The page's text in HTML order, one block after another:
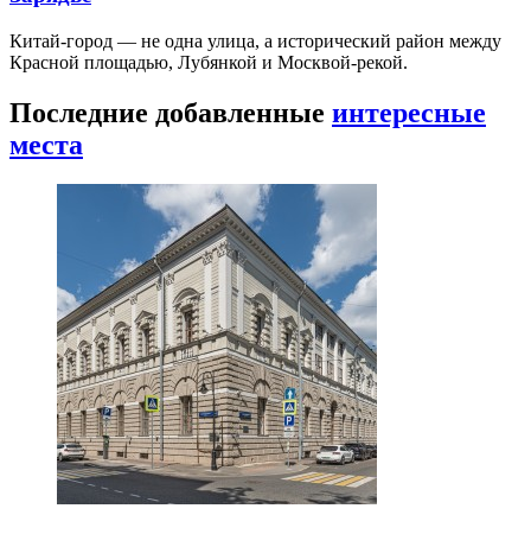
Китай-город — не одна улица, а исторический район между
Красной площадью, Лубянкой и Москвой-рекой.
Последние добавленные интересные
места